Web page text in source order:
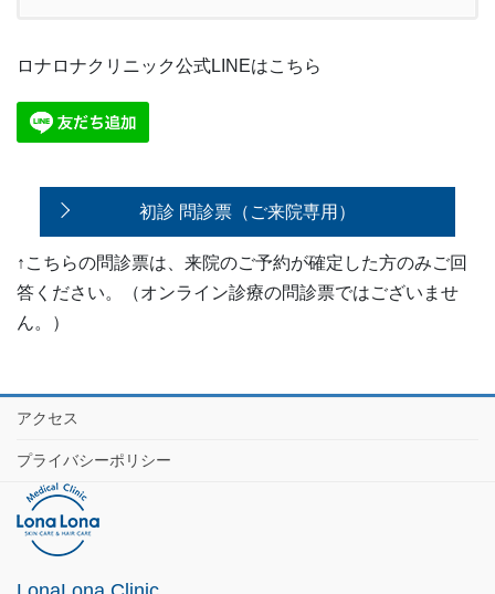
ロナロナクリニック公式LINEはこちら
初診 問診票（ご来院専用）
↑こちらの問診票は、来院のご予約が確定した方のみご回
答ください。（オンライン診療の問診票ではございませ
ん。）
アクセス
プライバシーポリシー